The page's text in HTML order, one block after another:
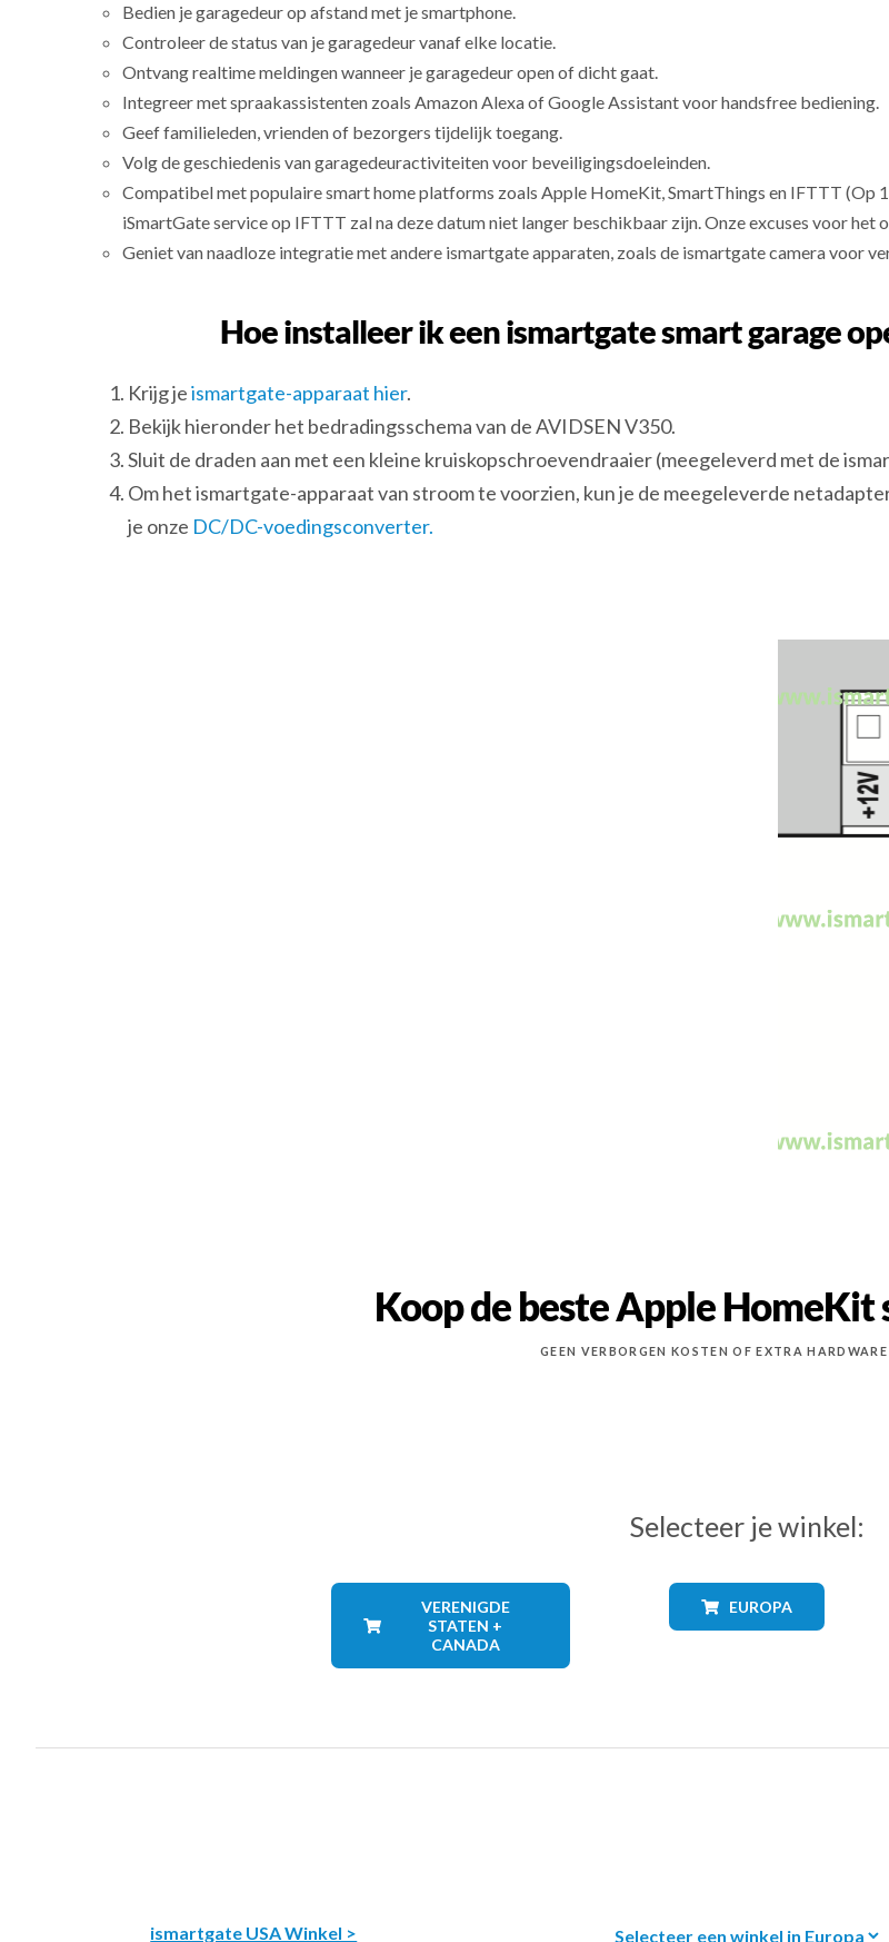
Bedien je garagedeur op afstand met je smartphone.
Controleer de status van je garagedeur vanaf elke locatie.
Ontvang realtime meldingen wanneer je garagedeur open of dicht gaat.
Integreer met spraakassistenten zoals Amazon Alexa of Google Assistant voor handsfree bediening.
Geef familieleden, vrienden of bezorgers tijdelijk toegang.
Volg de geschiedenis van garagedeuractiviteiten voor beveiligingsdoeleinden.
Compatibel met populaire smart home platforms zoals Apple HomeKit, SmartThings en IFTTT
iSmartGate service op IFTTT zal na deze datum niet langer beschikbaar zijn. Onze excuses voor het
Geniet van naadloze integratie met andere ismartgate apparaten, zoals de ismartgate camera voor
Hoe installeer ik een ismartgate smart garage
Krijg jeismartgate-apparaat hier.
Bekijk hieronder het bedradingsschema van de AVIDSEN V350.
Sluit de draden aan met een kleine kruiskopschroevendraaier (meegeleverd met de
Om het ismartgate-apparaat van stroom te voorzien, kun je de meegeleverde
je onze DC/DC-voedingsconverter.
Koop de beste Apple HomeKit
GEEN VERBORGEN KOSTEN OF EXTRA
Selecteer je winkel:
VERENIGDE
STATEN +
CANADA
EUROPA
ismartgate USA Winkel >